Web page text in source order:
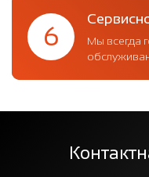
6
Мы всегда